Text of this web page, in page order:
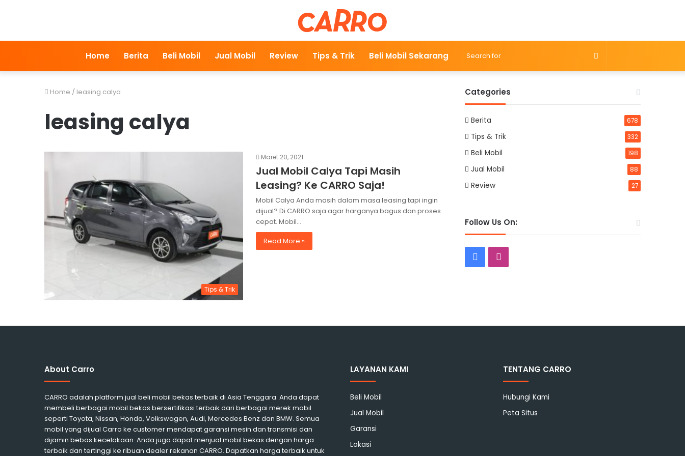
Home Berita Beli Mobil Jual Mobil Review Tips & Trik Beli Mobil Sekarang Search
Home / leasing calya
leasing calya
Tips & Trik
Maret 20, 2021
Jual Mobil Calya Tapi Masih
Leasing? Ke CARRO Saja!
Mobil Calya Anda masih dalam masa leasing tapi ingin
dijual? Di CARRO saja agar harganya bagus dan proses
cepat. Mobil…
Read More »
Categories
Berita 678
Tips & Trik 332
Beli Mobil 198
Jual Mobil 88
Review 27
Follow Us On:
Facebook
About Carro
CARRO adalah platform jual beli mobil bekas terbaik di Asia Tenggara. Anda dapat
membeli berbagai mobil bekas bersertifikasi terbaik dari berbagai merek mobil
seperti Toyota, Nissan, Honda, Volkswagen, Audi, Mercedes Benz dan BMW. Semua
mobil yang dijual Carro ke customer mendapat garansi mesin dan transmisi dan
dijamin bebas kecelakaan. Anda juga dapat menjual mobil bekas dengan harga
terbaik dan tertinggi ke ribuan dealer rekanan CARRO. Dapatkan harga terbaik untuk
LAYANAN KAMI
Beli Mobil
Jual Mobil
Garansi
Lokasi
TENTANG CARRO
Hubungi Kami
Peta Situs